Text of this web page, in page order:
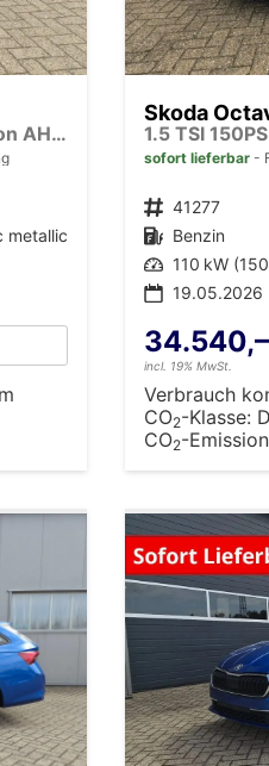
1.5 TSI 150PS m-HEV DSG Selection AHK Klimaautomatik ACC PDC v+h Rückf.Kamera Sitzheizung TWA Apple CarPlay Android Auto 16"LM
metallic
Skoda
sofort lieferbar
Fahrzeugnr. 41277
Kraftstoff Benzin
Leistung 110 kW
19.05.2026
incl. 19% MwSt.
Verbrauch
CO2-Klasse: D
CO2-